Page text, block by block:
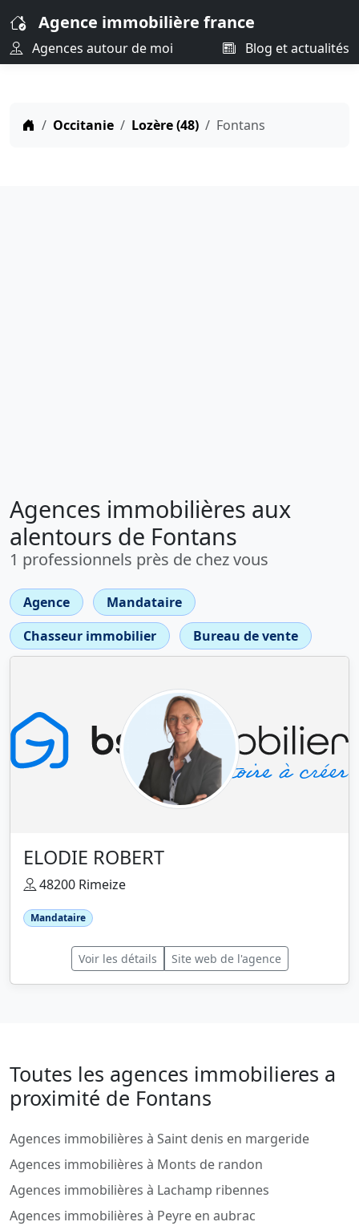
Agence immobilière france
Agences autour de moi Blog et actualités
Occitanie Lozère (48) Fontans
Agences immobilières aux
alentours de Fontans
1 professionnels près de chez vous
Agence
Mandataire
Chasseur immobilier
Bureau de vente
ELODIE ROBERT
48200 Rimeize
Mandataire
Voir les détails Site web de l'agence
Toutes les agences immobilieres a
proximité de Fontans
Agences immobilières à Saint denis en margeride
Agences immobilières à Monts de randon
Agences immobilières à Lachamp ribennes
Agences immobilières à Peyre en aubrac